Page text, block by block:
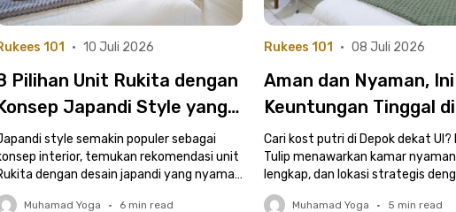
101 • 10 Juli 2026
Pilihan Unit Rukita dengan
Japandi Style yang
dan Nyaman
style semakin populer sebagai
interior, temukan rekomendasi unit
dengan desain japandi yang nyaman
dan estetik di sini.
Muhamad Yoga • 6min read
Rukees 101 • 08 Juli 2026
Aman dan Nyaman,
Keuntungan Tinggal
Putri Rukita Tulip
Cari kost putri di Depok dekat UI?
Tulip menawarkan kamar
lengkap, dan lokasi strategis
terjangkau.
Muhamad Yoga • 5 min read